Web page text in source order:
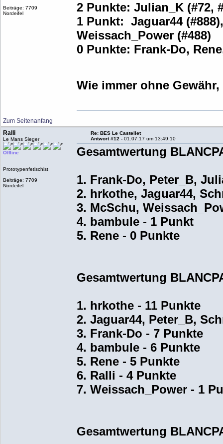
Beiträge: 7709
Nordeifel
2 Punkte: Julian_K (#72,
1 Punkt: Jaguar44
Weissach_Power (#488)
0 Punkte: Frank-Do,
Wie immer ohne
Zum Seitenanfang
Ralli
Le Mans Sieger
Offline
Prototypenfetischist
Beiträge: 7709
Nordeifel
Re: BES Le Castellet
Antwort #12 -01.07.17 um 13:49:10
Gesamtwertung
1. Frank-Do, Peter_B,
2. hrkothe, Jaguar44,
3. McSchu,
4. bambule - 1 Punkt
5. Rene - 0 Punkte
Gesamtwertung
1. hrkothe - 11 Punkte
2. Jaguar44, Peter_B,
3. Frank-Do - 7 Punkte
4. bambule - 6 Punkte
5. Rene - 5 Punkte
6. Ralli - 4 Punkte
7. Weissach_Power - 1
Gesamtwertung